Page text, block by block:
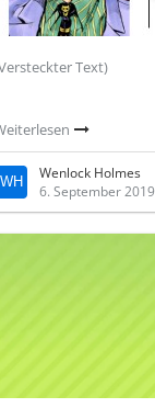
Text)
Wenloсk Holmes
6. September 2019